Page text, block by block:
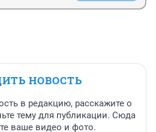
НОВОСТЬ
в редакцию, расскажите о
тему для публикации. Сюда
ваше видео и фото.